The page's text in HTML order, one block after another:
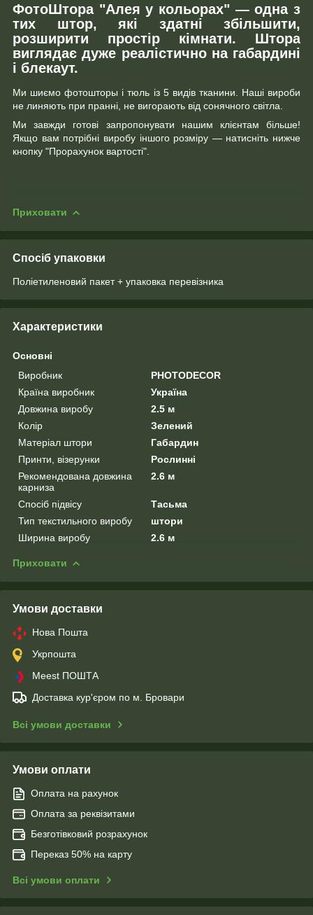
ФотоШтора "Алея у кольорах" ― одна з
тих штор, які здатні збільшити,
розширити простір кімнати. Штора
виглядає дуже реалістично на габардині
і блекаут.
Ми шиємо фотошторы і тюль із 5 видів тканини. Наші вироби
не линяють при пранні, не вигорають від сонячного світла.
Ми завжди готові запропонувати нашим клієнтам більше!
Якщо вам потрібні виробу іншого розміру ― натисніть нижче
кнопку "Прорахунок вартості".
Приховати
Спосіб упаковки
Поліетиленовий пакет + упаковка перевізника
Характеристики
Основні
Виробник
PHOTODECOR
Країна виробник
Україна
Довжина виробу
2.5 м
Колір
Зелений
Матеріал штори
Габардин
Принти, візерунки
Рослинні
Рекомендована довжина
карниза
2.6 м
Спосіб підвісу
Тасьма
Тип текстильного виробу
штори
Ширина виробу
2.6 м
Приховати
Умови доставки
Нова Пошта
Укрпошта
Meest ПОШТА
Доставка кур'єром по м. Бровари
Всі умови доставки
Умови оплати
Оплата на рахунок
Оплата за реквізитами
Безготівковий розрахунок
Переказ 50% на карту
Всі умови оплати